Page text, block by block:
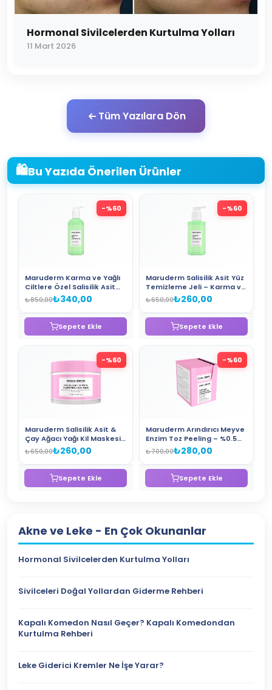
Hormonal Sivilcelerden Kurtulma Yolları
11 Mart 2026
Tüm Yazılara Dön
🛍️Bu Yazıda Önerilen Ürünler
-%60
Maruderm Karma ve Yağlı
Ciltlere Özel Salisilik Asit
Yüz Temizleme Jeli 400 ML
₺850,00₺340,00
Sepete Ekle
-%60
Maruderm Salisilik Asit Yüz
Temizleme Jeli – Karma ve
Yağlı Ciltler İçin Gözenek
Arındırıcı Yüz Temizleyici
₺650,00₺260,00
Sepete Ekle
-%60
Maruderm Salisilik Asit &
Çay Ağacı Yağı Kil Maskesi
– Siyah Nokta ve Gözenek
Karşıtı Arındırıcı Yüz
₺650,00₺260,00
Sepete Ekle
-%60
Maruderm Arındırıcı Meyve
Enzim Toz Peeling – %0.5
Salisilik Asit + %2 Çay Ağacı
Yağı + %0.5 Allantoin Yüz
₺700,00₺280,00
Sepete Ekle
Akne ve Leke - En Çok Okunanlar
Hormonal Sivilcelerden Kurtulma Yolları
Sivilceleri Doğal Yollardan Giderme Rehberi
Kapalı Komedon Nasıl Geçer? Kapalı Komedondan
Kurtulma Rehberi
Leke Giderici Kremler Ne İşe Yarar?